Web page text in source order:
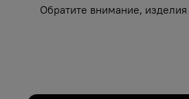
Обратите внимание,